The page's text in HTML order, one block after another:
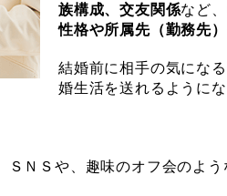
族構成、交友関係など
性格や所属先（勤務先
結婚前に相手の気にな
婚生活を送れるようにな
ＮＳや、趣味のオフ会のよ